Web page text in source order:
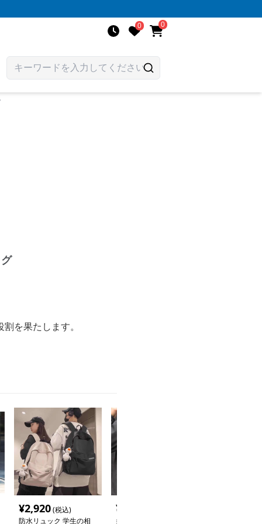
0 0
を果たします。
¥2,920(税込)
防水リュック 学生の相
¥
多機能防水リュック 通